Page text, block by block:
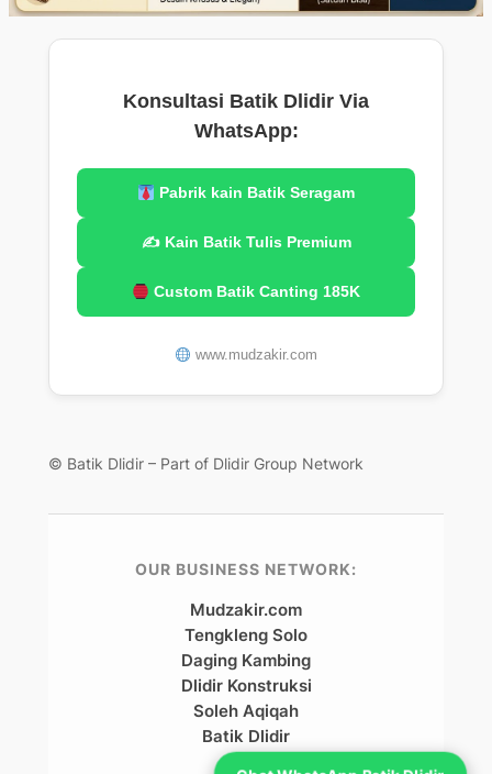
Konsultasi Batik Dlidir Via
WhatsApp:
Pabrik kain Batik Seragam
✍️ Kain Batik Tulis Premium
Custom Batik Canting 185K
www.mudzakir.com
© Batik Dlidir – Part of Dlidir Group Network
OUR BUSINESS NETWORK:
Mudzakir.com
Tengkleng Solo
Daging Kambing
Dlidir Konstruksi
Soleh Aqiqah
Batik Dlidir